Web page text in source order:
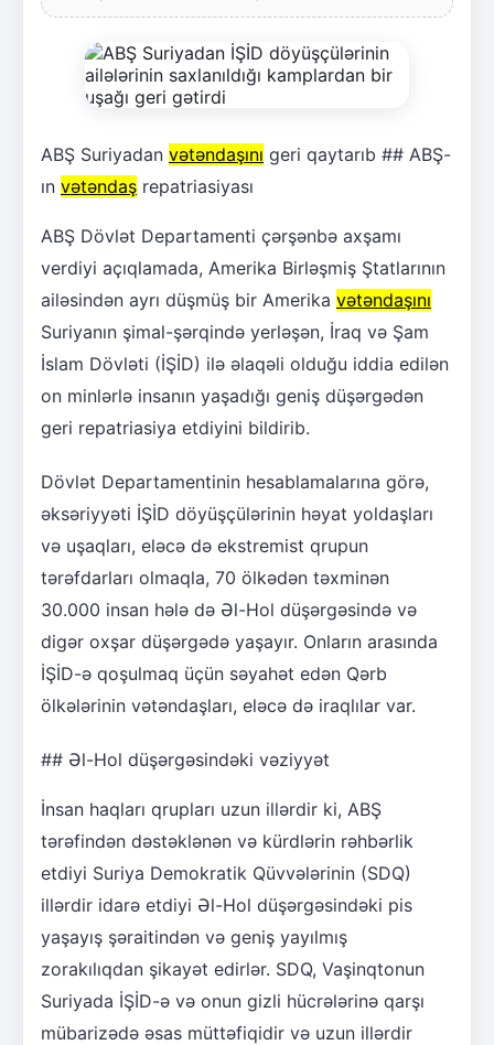
ABŞ Suriyadan vətəndaşını geri qaytarıb ## ABŞ-
ın vətəndaş repatriasiyası
ABŞ Dövlət Departamenti çərşənbə axşamı
verdiyi açıqlamada, Amerika Birləşmiş Ştatlarının
ailəsindən ayrı düşmüş bir Amerika vətəndaşını
Suriyanın şimal-şərqində yerləşən, İraq və Şam
İslam Dövləti (İŞİD) ilə əlaqəli olduğu iddia edilən
on minlərlə insanın yaşadığı geniş düşərgədən
geri repatriasiya etdiyini bildirib.
Dövlət Departamentinin hesablamalarına görə,
əksəriyyəti İŞİD döyüşçülərinin həyat yoldaşları
və uşaqları, eləcə də ekstremist qrupun
tərəfdarları olmaqla, 70 ölkədən təxminən
30.000 insan hələ də Əl-Hol düşərgəsində və
digər oxşar düşərgədə yaşayır. Onların arasında
İŞİD-ə qoşulmaq üçün səyahət edən Qərb
ölkələrinin vətəndaşları, eləcə də iraqlılar var.
## Əl-Hol düşərgəsindəki vəziyyət
İnsan haqları qrupları uzun illərdir ki, ABŞ
tərəfindən dəstəklənən və kürdlərin rəhbərlik
etdiyi Suriya Demokratik Qüvvələrinin (SDQ)
illərdir idarə etdiyi Əl-Hol düşərgəsindəki pis
yaşayış şəraitindən və geniş yayılmış
zorakılıqdan şikayət edirlər. SDQ, Vaşinqtonun
Suriyada İŞİD-ə və onun gizli hücrələrinə qarşı
mübarizədə əsas müttəfiqidir və uzun illərdir